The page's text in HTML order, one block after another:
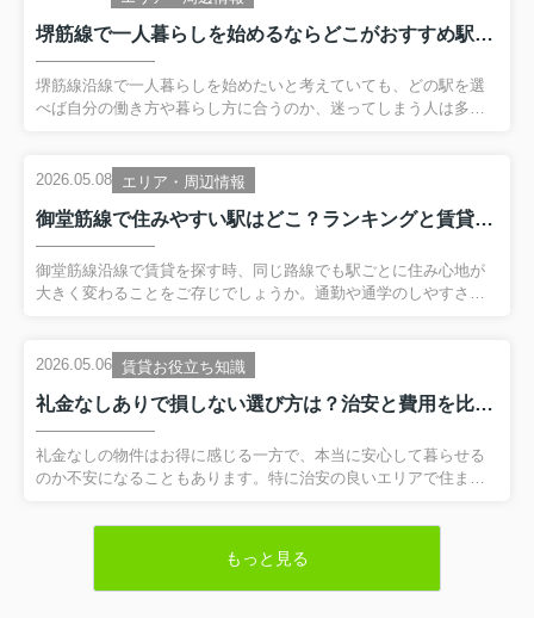
堺筋線で一人暮らしを始めるならどこがおすすめ駅？社会人向けの選び方と沿線の住みやすさ解説
堺筋線沿線で一人暮らしを始めたいと考えていても、どの駅を選
べば自分の働き方や暮らし方に合うのか、迷ってしまう人は多い
そこで本記事では、堺筋線の路線としての特徴を押さえながら、
一人暮らしにおすすめしやすい駅の考え方や、エリアごとの違い
を分かりやすく解説します。さらに、実際に住む駅を決める前に
確認しておきたいチェックポイントも整理しました。これから堺
筋線沿線で新生活をスタートさせる社会人の方が、自分に合った
駅選びができるよう、順を追って見ていきましょう。 【目次】・
2026.05.08 エリア・周辺情報
御堂筋線で住みやすい駅はどこ？ランキングと賃貸選びのコツを解説
御堂筋線沿線で賃貸を探す時、同じ路線でも駅ごとに住み心地が
大きく変わることをご存じでしょうか。通勤や通学のしやすさは
堂筋線の住みやすい駅をランキング形式で整理しながら、単身か
らファミリーまでそれぞれのライフスタイルに合ったエリア選び
のポイントを分かりやすく解説します。これから賃貸探しを始め
る方も、すでに候補駅がある方も、読み進めていただくことで、
自分に合う駅や間取りのイメージがより具体的になるはずです。
御堂筋線での新しい暮らしを検討する際の判断材料として、ぜひ
2026.05.06 賃貸お役立ち知識
礼金なしありで損しない選び方は？治安と費用を比較して安心の部屋探し
礼金なしの物件はお得に感じる一方で、本当に安心して暮らせる
のか不安になることもあります。特に治安の良いエリアで住まい
べきか悩みどころです。この記事では、礼金あり・なしの基本的
やすく整理します。そのうえで、女性の一人暮らしや子どものい
る家庭でも納得して選べる、礼金と治安のバランスの取り方を具
もっと見る